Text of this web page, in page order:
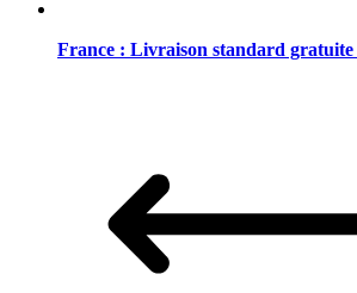
France : Livraison standard gratuite